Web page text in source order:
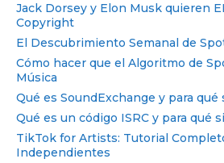
Jack Dorsey y Elon Musk quieren
Copyright
El Descubrimiento Semanal de
Cómo hacer que el Algoritmo de
Música
Qué es SoundExchange y para qué
Qué es un código ISRC y para qué
TikTok for Artists: Tutorial
Independientes